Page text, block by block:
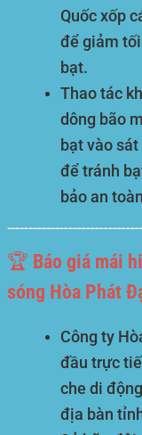
Quốc xốp
để giảm
bạt.
Thao tác
dông bão
bạt vào
để tránh
bảo an
🏆 Báo giá mái
sóng Hòa Phát
Công ty
đầu trực
che di
địa bàn